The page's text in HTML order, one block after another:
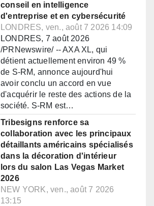
conseil en intelligence
d'entreprise et en cybersécurité
LONDRES, ven., août 7 2026 14:09
LONDRES, 7 août 2026
/PRNewswire/ -- AXA XL, qui
détient actuellement environ 49 %
de S-RM, annonce aujourd'hui
avoir conclu un accord en vue
d'acquérir le reste des actions de la
société. S-RM est…
Tribesigns renforce sa
collaboration avec les principaux
détaillants américains spécialisés
dans la décoration d'intérieur
lors du salon Las Vegas Market
2026
NEW YORK, ven., août 7 2026
13:15